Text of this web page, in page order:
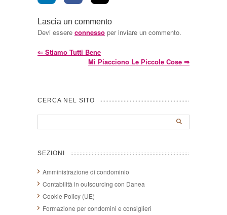
Lascia un commento
Devi essere connesso per inviare un commento.
⇐ Stiamo Tutti Bene
Mi Piacciono Le Piccole Cose ⇒
CERCA NEL SITO
SEZIONI
Amministrazione di condominio
Contabilità in outsourcing con Danea
Cookie Policy (UE)
Formazione per condomini e consiglieri